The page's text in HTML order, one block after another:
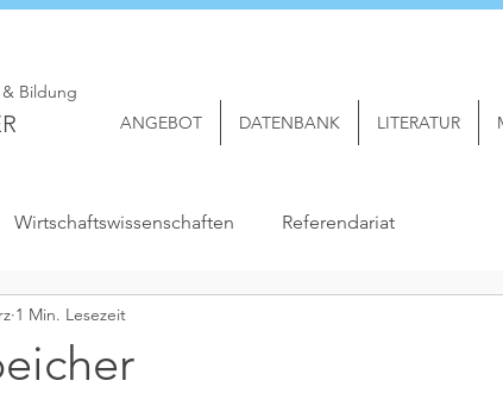
Bildung
ANGEBOT DATENBANK LITERATUR
Wirtschaftswissenschaften Referendariat
1 Min. Lesezeit